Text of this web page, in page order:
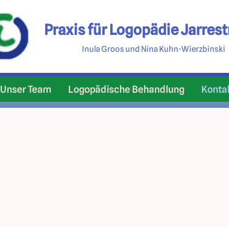
Praxis für Logopädie
Inula Groos und Nina Kuhn-Wierzbinski
Unser Team Logopädische Behandlung